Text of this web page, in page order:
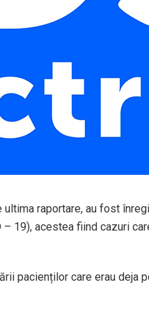
raportare, au fost
19), acestea fiind cazuri
pacienților care erau deja